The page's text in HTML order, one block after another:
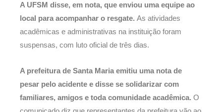
A UFSM disse, em nota, que enviou uma equipe ao
local para acompanhar o resgate. As atividades
acadêmicas e administrativas na instituição foram
suspensas, com luto oficial de três dias.
A prefeitura de Santa Maria emitiu uma nota de
pesar pelo acidente e disse se solidarizar com
familiares, amigos e toda comunidade acadêmica. O